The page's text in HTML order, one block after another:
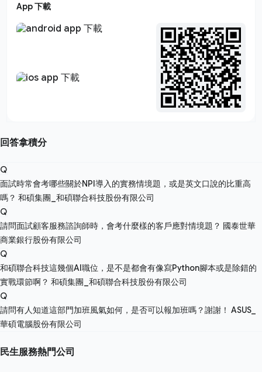
App 下載
回答拿積分
Q
面試時常會考哪些關於NPI導入的實務情境題，或是英文口說的比重高
嗎？ 和碩集團_和碩聯合科技股份有限公司
Q
請問面試顧客服務諮詢師時，會考什麼樣的客戶應對情境題？ 國泰世華
商業銀行股份有限公司
Q
和碩聯合科技這幾個AI職位，是不是都會有像寫Python腳本或是除錯的
實戰環節啊？ 和碩集團_和碩聯合科技股份有限公司
Q
請問有人知道這部門加班風氣如何，是否可以報加班嗎？謝謝！ ASUS_
華碩電腦股份有限公司
民生服務熱門公司